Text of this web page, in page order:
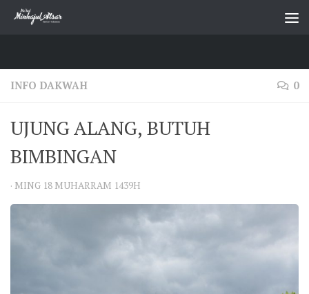
Skip to content
INFO DAKWAH 0
UJUNG ALANG, BUTUH
BIMBINGAN
· MING 18 MUHARRAM 1439H